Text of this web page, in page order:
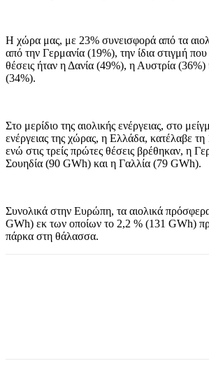
Η χώρα μας, με 23% συνεισφορά από τα
από την Γερμανία (19%), την ίδια στιγμή που
θέσεις ήταν η Δανία (49%), η Αυστρία (36%)
(34%).
Στο μερίδιο της αιολικής ενέργειας, στο
ενέργειας της χώρας, η Ελλάδα, κατέλαβε
ενώ στις τρείς πρώτες θέσεις βρέθηκαν, η
Σουηδία (90 GWh) και η Γαλλία (79 GWh).
Συνολικά στην Ευρώπη, τα αιολικά
GWh) εκ των οποίων το 2,2 % (131 GWh)
πάρκα στη θάλασσα.